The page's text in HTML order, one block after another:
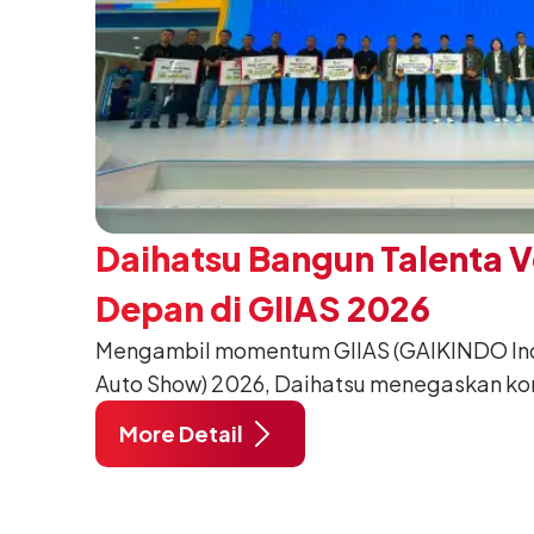
Daihatsu Bangun Talenta
Depan di GIIAS 2026
Mengambil momentum GIIAS (GAIKINDO
Auto Show) 2026, Daihatsu menegaskan
meningkatkan kualitas SDM (Sumber Daya
pendidikan vokasi bertema “Bersama
More Detail